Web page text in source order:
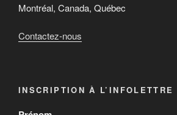
Montréal, Canada, Québec
Contactez-nous
INSCRIPTION À L’INFOLETTRE